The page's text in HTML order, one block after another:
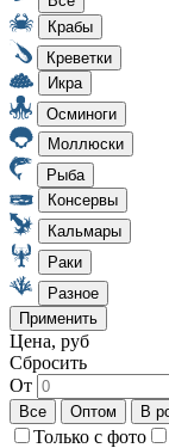
Цена, руб
Сбросить
От
Только с фото